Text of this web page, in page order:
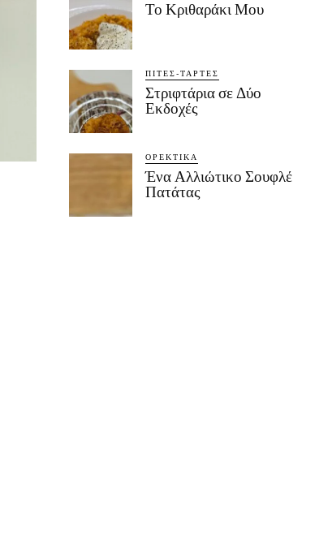
Το Κριθαράκι Μου
ΠΊΤΕΣ-ΤΆΡΤΕΣ
Στριφτάρια σε Δύο
Εκδοχές
ΟΡΕΚΤΙΚΆ
Ένα Αλλιώτικο Σουφλέ
Πατάτας